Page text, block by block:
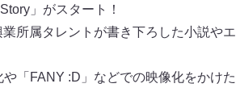
」がスタート！
所属タレントが書き下ろした小説やエ
「FANY :D」などでの映像化をかけた